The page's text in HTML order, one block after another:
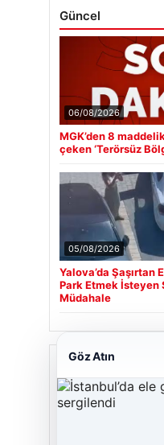
Güncel
06/08/2026
MGK’den 8
çeken ‘Terörsüz
05/08/2026
Yalova’da Şaşırtan
Park Etmek
Müdahale
Son Eklenen
Cengiz Sigorta
Göz Atın